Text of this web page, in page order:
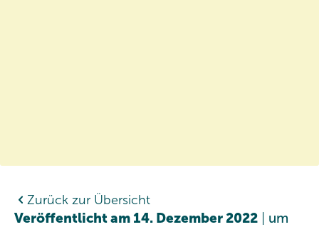
Zurück zur Übersicht
Veröffentlicht am 14. Dezember 2022
um